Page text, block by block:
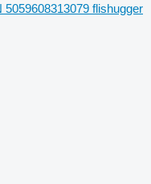
5059608313079 flishugger